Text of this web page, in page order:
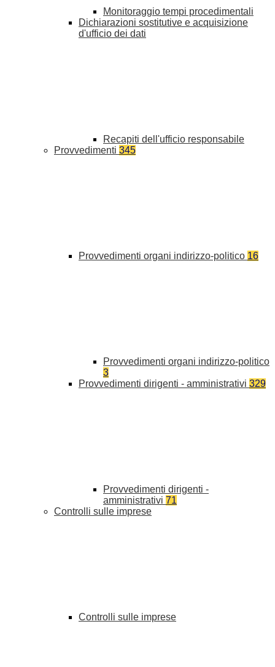
Monitoraggio tempi procedimentali
Dichiarazioni sostitutive e acquisizione
d'ufficio dei dati
Recapiti dell'ufficio responsabile
Provvedimenti 345
Provvedimenti organi indirizzo-politico 16
Provvedimenti organi indirizzo-politico
3
Provvedimenti dirigenti - amministrativi 329
Provvedimenti dirigenti -
amministrativi 71
Controlli sulle imprese
Controlli sulle imprese